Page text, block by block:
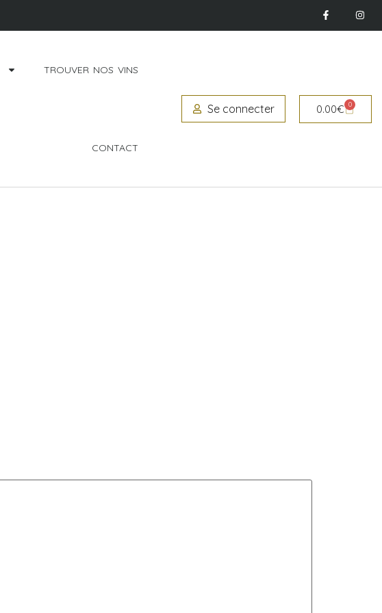
TROUVER NOS VINS
CONTACT
Se connecter 0.00€ 0